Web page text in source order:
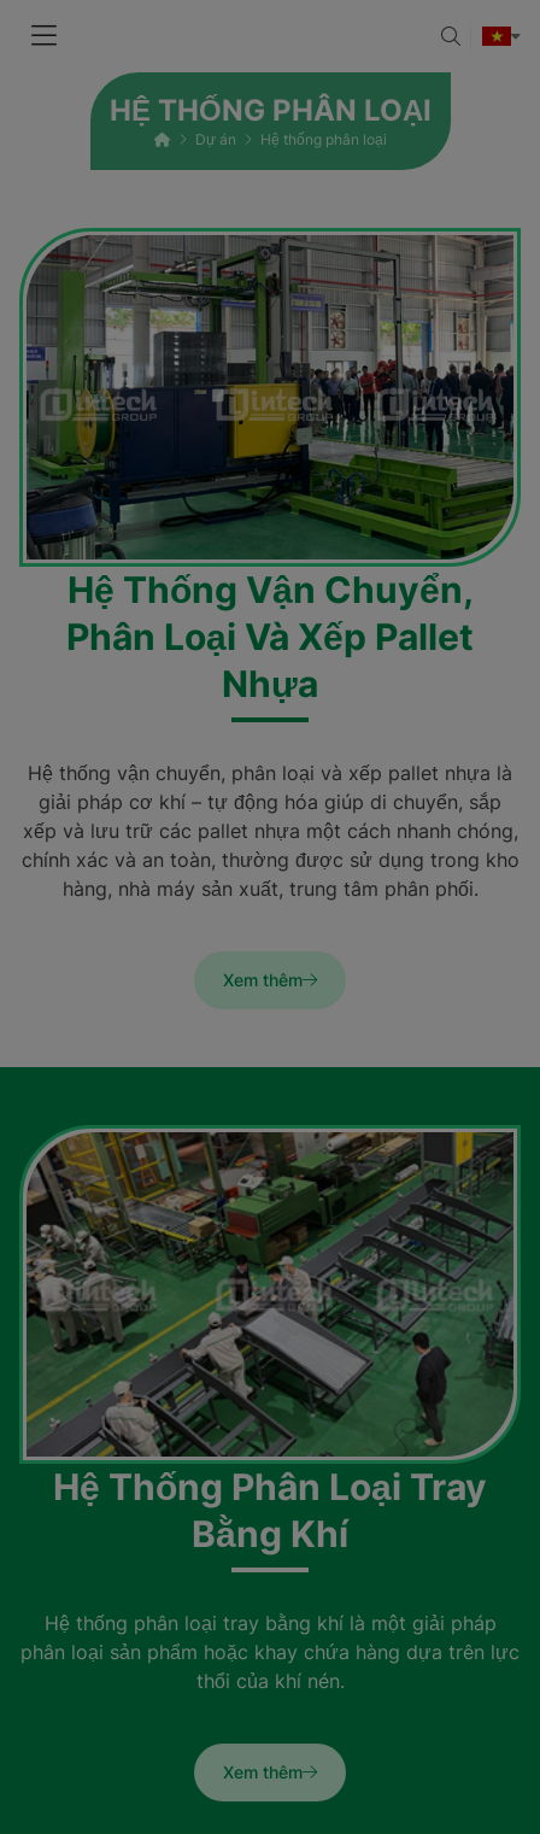
HỆ THỐNG PHÂN LOẠI
Dự án Hệ thống phân loại
Hệ Thống Vận Chuyển,
Phân Loại Và Xếp Pallet
Nhựa
Hệ thống vận chuyển, phân loại và xếp pallet nhựa là
giải pháp cơ khí – tự động hóa giúp di chuyển, sắp
xếp và lưu trữ các pallet nhựa một cách nhanh chóng,
chính xác và an toàn, thường được sử dụng trong kho
hàng, nhà máy sản xuất, trung tâm phân phối.
Xem thêm
Hệ Thống Phân Loại Tray
Bằng Khí
Hệ thống phân loại tray bằng khí là một giải pháp
phân loại sản phẩm hoặc khay chứa hàng dựa trên lực
thổi của khí nén.
Xem thêm